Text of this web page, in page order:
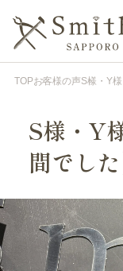
TOPお客様の声S様・Y
S様・Y
間でした